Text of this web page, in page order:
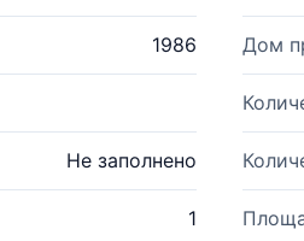
1986 Дом
Не заполнено
1